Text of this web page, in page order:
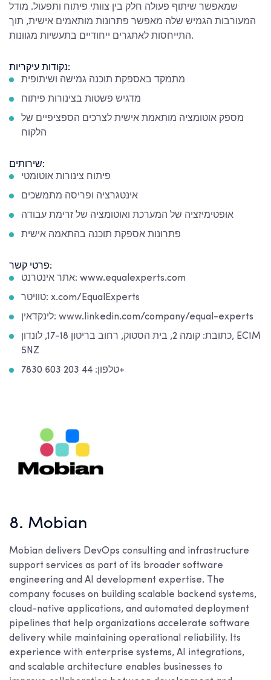
שמאפשר שיתוף פעולה חלק בין צוותי פיתוח ותפעול. מודל
המעורבות הגמיש שלה מאפשר פתרונות מותאמים אישית, תוך
התייחסות לאתגרים ייחודיים בתעשיות מגוונות.
נקודות עיקריות:
מתמקד באספקת תוכנה גמישה ושיתופית
מדגיש פשטות בצינורות פיתוח
מספק אוטומציה מותאמת אישית לצרכים הספציפיים של
הלקוח
שירותים:
פיתוח צינורות אוטומטי
אינטגרציה ופריסה מתמשכים
אופטימיזציה של המערכת ואוטומציה של זרימת עבודה
פתרונות אספקת תוכנה בהתאמה אישית
פרטי קשר:
אתר אינטרנט: www.equalexperts.com
טוויטר: x.com/EqualExperts
לינקדאין: www.linkedin.com/company/equal-experts
כתובת: קומה 2, בית הסטוק, רחוב בריטון 17-18, לונדון, EC1M
5NZ
טלפון: 44 203 603 7830+
8. Mobian
Mobian delivers DevOps consulting and infrastructure
support services as part of its broader software
engineering and AI development expertise. The
company focuses on building scalable backend systems,
cloud-native applications, and automated deployment
pipelines that help organizations accelerate software
delivery while maintaining operational reliability. Its
experience with enterprise systems, AI integrations,
and scalable architecture enables businesses to